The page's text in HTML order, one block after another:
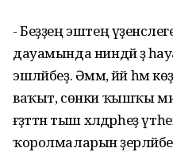
- Беҙҙең эштең
дауамында ниндәй ҙә
эшләйбеҙ. Әммә, йәй һәм
ваҡыт, сөнки ҡышҡы
ғәҙәттән тыш хәлдәрһеҙ
ҡоролмаларын